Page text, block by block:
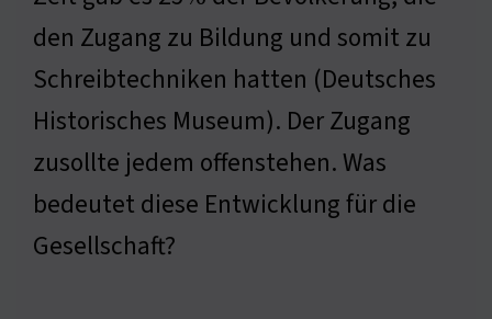
den Zugang zu Bildung und somit zu
Schreibtechniken hatten (Deutsches
Historisches Museum). Der Zugang
zusollte jedem offenstehen. Was
bedeutet diese Entwicklung für die
Gesellschaft?